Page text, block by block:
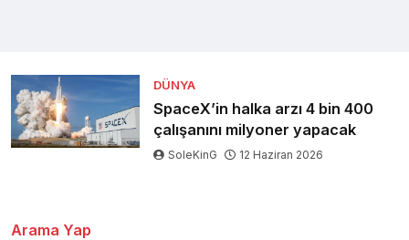
DÜNYA
SpaceX’in halka arzı 4 bin 400
çalışanını milyoner yapacak
SoleKinG 12 Haziran 2026
Arama Yap